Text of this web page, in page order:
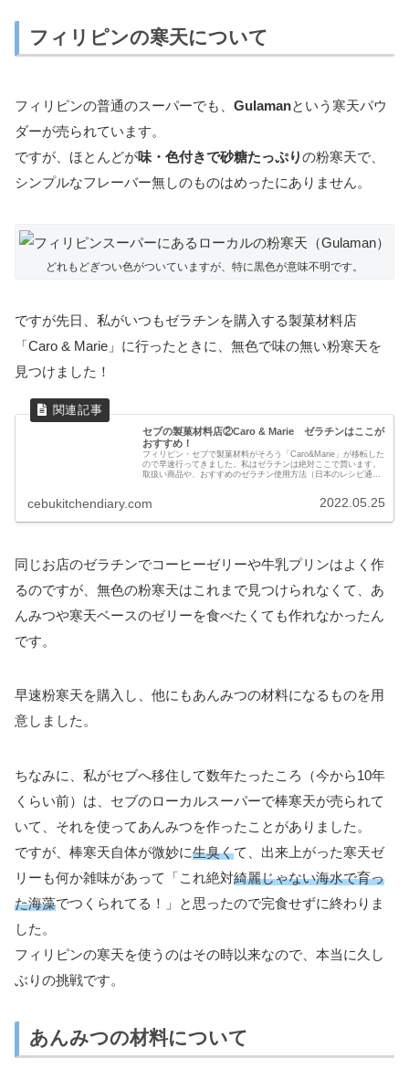
フィリピンの寒天について
フィリピンの普通のスーパーでも、 Gulamanという寒天パウ
ダーが売られています。
ですが、ほとんどが味・色付きで砂糖たっぷりの粉寒天で、
シンプルなフレーバー無しのものはめったにありません。
どれもどぎつい色がついていますが、特に黒色が意味不明です。
ですが先日、私がいつもゼラチンを購入する製菓材料店
「Caro & Marie」に行ったときに、無色で味の無い粉寒天を
見つけました！
セブの製菓材料店②Caro & Marie ゼラチンはここが
おすすめ！
フィリピン・セブで製菓材料がそろう「Caro&Marie」が移転した
ので早速行ってきました。私はゼラチンは絶対ここで買います。
取扱い商品や、おすすめのゼラチン使用方法（日本のレシピ通り
cebukitchendiary.com 2022.05.25
同じお店のゼラチンでコーヒーゼリーや牛乳プリンはよく作
るのですが、無色の粉寒天はこれまで見つけられなくて、あ
んみつや寒天ベースのゼリーを食べたくても作れなかったん
です。
早速粉寒天を購入し、他にもあんみつの材料になるものを用
意しました。
ちなみに、私がセブへ移住して数年たったころ（今から10年
くらい前）は、セブのローカルスーパーで棒寒天が売られて
いて、それを使ってあんみつを作ったことがありました。
ですが、棒寒天自体が微妙に生臭くて、出来上がった寒天ゼ
リーも何か雑味があって「これ絶対綺麗じゃない海水で育っ
た海藻でつくられてる！」と思ったので完食せずに終わりま
した。
フィリピンの寒天を使うのはその時以来なので、本当に久し
ぶりの挑戦です。
あんみつの材料について